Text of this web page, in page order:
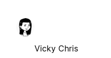
Vicky Chris